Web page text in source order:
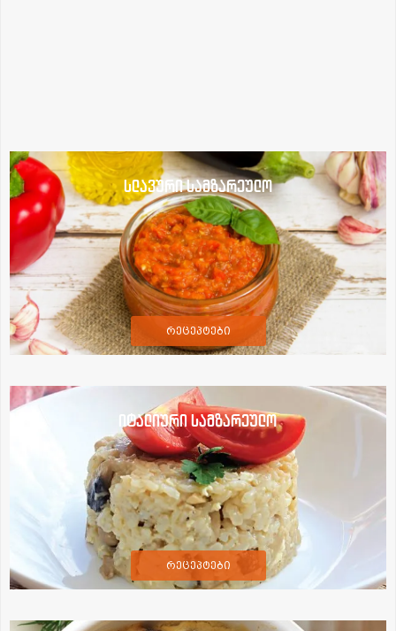
სლავური სამზარეულო
რეცეპტები
იტალიური სამზარეულო
რეცეპტები